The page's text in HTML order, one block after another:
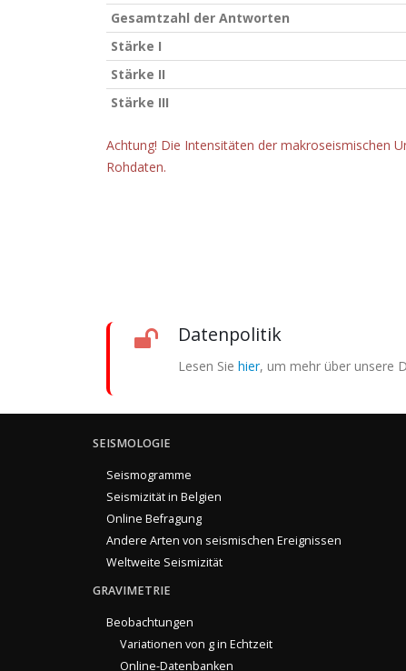
Gesamtzahl der Antworten
Stärke I
Stärke II
Stärke III
Achtung! Die Intensitäten der makroseismischen
Rohdaten.
Datenpolitik
Lesen Sie hier, um mehr über unsere
SEISMOLOGIE
Seismogramme
Seismizität in Belgien
Online Befragung
Andere Arten von seismischen Ereignissen
Weltweite Seismizität
GRAVIMETRIE
Beobachtungen
Variationen von g in Echtzeit
Online-Datenbanken